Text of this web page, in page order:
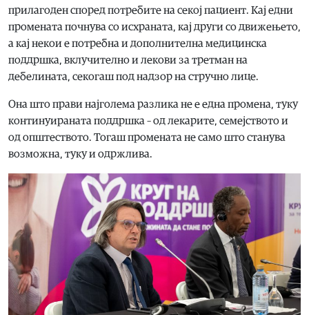
прилагоден според потребите на секој пациент. Кај едни
промената почнува со исхраната, кај други со движењето,
а кај некои е потребна и дополнителна медицинска
поддршка, вклучително и лекови за третман на
дебелината, секогаш под надзор на стручно лице.
Она што прави најголема разлика не е една промена, туку
континуираната поддршка – од лекарите, семејството и
од општеството. Тогаш промената не само што станува
возможна, туку и одржлива.